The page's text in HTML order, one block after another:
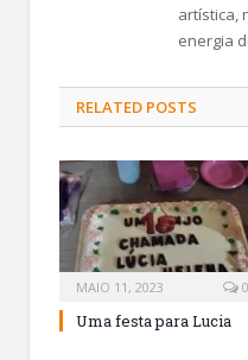
artística,
energia
RELATED POSTS
MAIO 11, 2023 0
Uma festa para Lucia